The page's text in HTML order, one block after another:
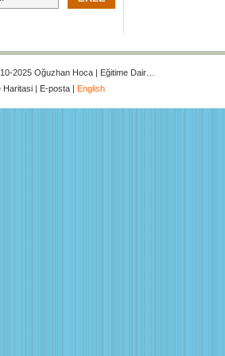
2025 Oğuzhan Hoca | Eğitime Dair…
Haritasi | E-posta | English